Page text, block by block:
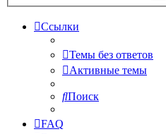
Ссылки
Темы без ответов
Активные темы
Поиск
FAQ